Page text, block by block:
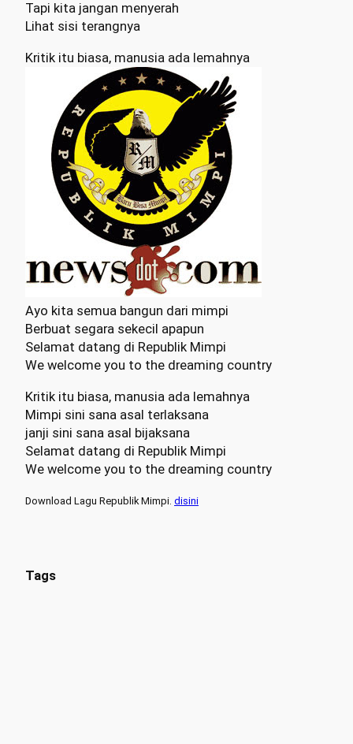
Tapi kita jangan menyerah
Lihat sisi terangnya
Kritik itu biasa, manusia ada lemahnya
Ayo kita semua bangun dari mimpi
Berbuat segara sekecil apapun
Selamat datang di Republik Mimpi
We welcome you to the dreaming country
Kritik itu biasa, manusia ada lemahnya
Mimpi sini sana asal terlaksana
janji sini sana asal bijaksana
Selamat datang di Republik Mimpi
We welcome you to the dreaming country
Download Lagu Republik Mimpi. disini
Tags